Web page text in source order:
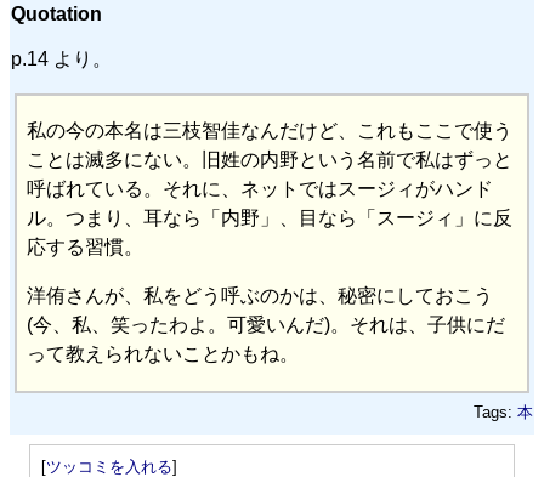
Quotation
p.14 より。
私の今の本名は三枝智佳なんだけど、これもここで使う
ことは滅多にない。旧姓の内野という名前で私はずっと
呼ばれている。それに、ネットではスージィがハンド
ル。つまり、耳なら「内野」、目なら「スージィ」に反
応する習慣。
洋侑さんが、私をどう呼ぶのかは、秘密にしておこう
(今、私、笑ったわよ。可愛いんだ)。それは、子供にだ
って教えられないことかもね。
Tags: 本
[ツッコミを入れる]